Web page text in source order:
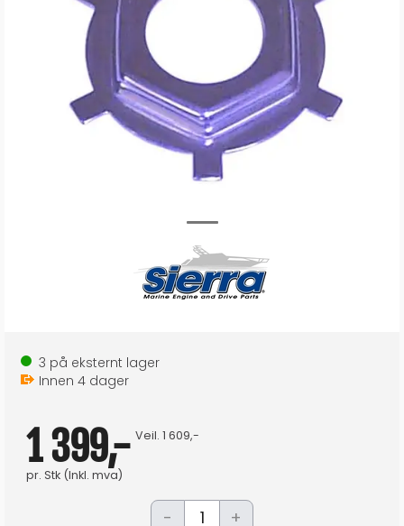
3 på eksternt lager
Innen 4 dager
1 399,-
pr. Stk (Inkl. mva)
Veil.1 609,-
- +